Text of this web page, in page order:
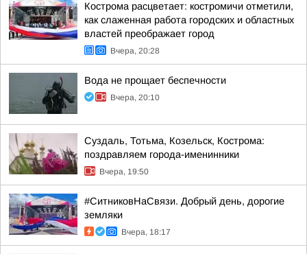
Кострома расцветает: костромичи отметили,
как слаженная работа городских и областных
властей преображает город
Вчера, 20:28
Вода не прощает беспечности
Вчера, 20:10
Суздаль, Тотьма, Козельск, Кострома:
поздравляем города-именинники
Вчера, 19:50
#СитниковНаСвязи. Добрый день, дорогие
земляки
Вчера, 18:17